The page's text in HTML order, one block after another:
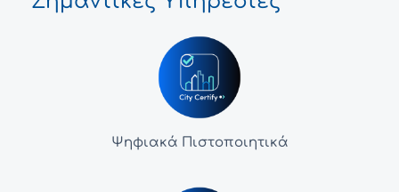
Ψηφιακά Πιστοποιητικά